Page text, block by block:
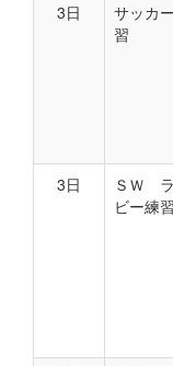
3日
サッカ
習
3日
ＳＷ
ビー練習